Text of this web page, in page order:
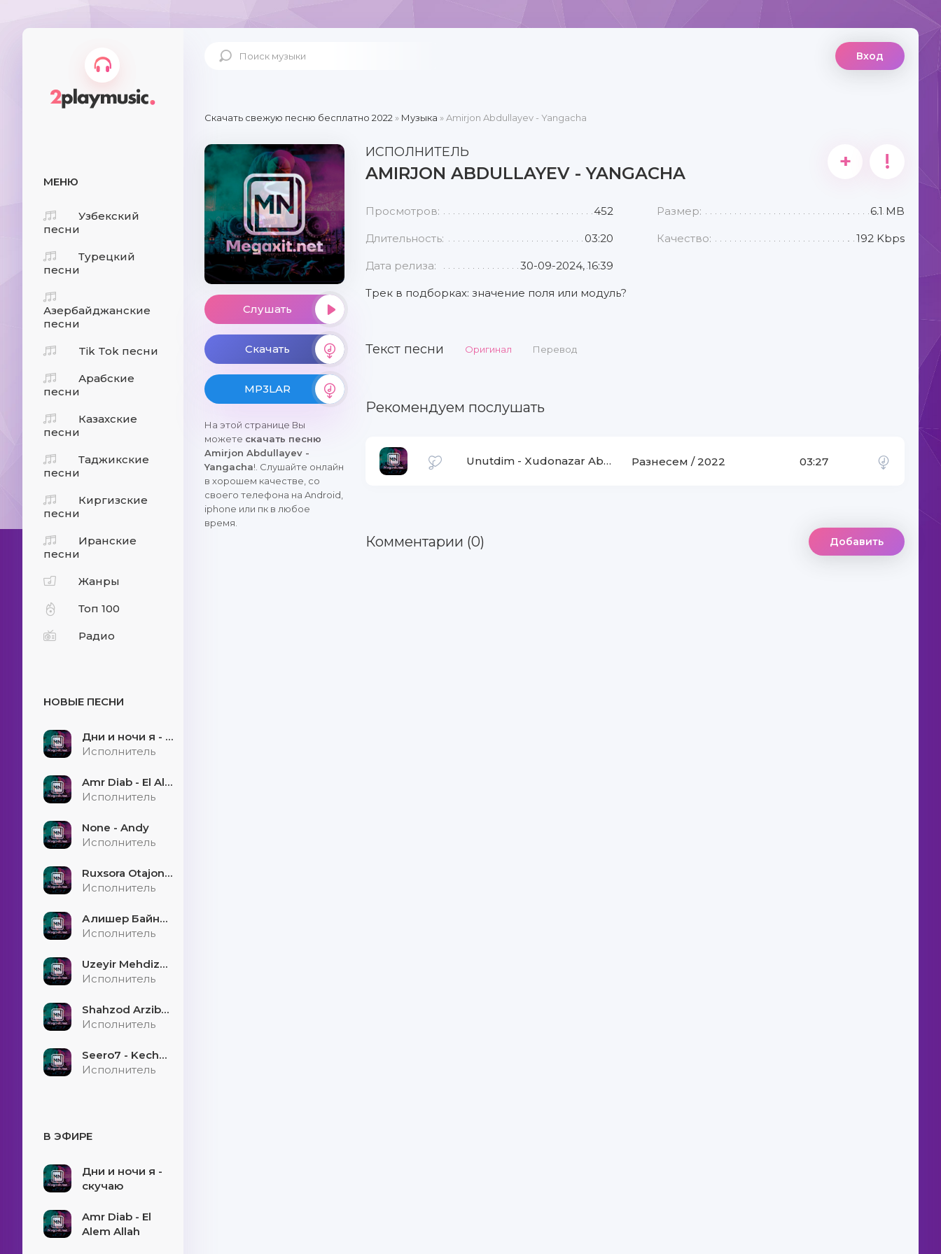
МЕНЮ
Узбекский
песни
Турецкий
песни
Азербайджанские
песни
Tik Tok песни
Арабские
песни
Казахские
песни
Таджикские
песни
Киргизские
песни
Иранские
песни
Жанры
Топ 100
Радио
НОВЫЕ ПЕСНИ
Дни и ночи я - скучаю
Исполнитель
Amr Diab - El Alem Allah
Исполнитель
None - Andy
Исполнитель
Ruxsora Otajonova & Bahrom Davr - Sevgimiz soxtamidi
Исполнитель
Алишер Байниязов - Қарауыллап
Исполнитель
Uzeyir Mehdizade - Hekaye
Исполнитель
Shahzod Arzibayev - Egilmasin yigitni boshi
Исполнитель
Seero7 - Kecholmadim
Исполнитель
В ЭФИРЕ
Дни и ночи я -
скучаю
Amr Diab - El
Alem Allah
Вход
Скачать свежую песню бесплатно 2022 » Музыка » Amirjon Abdullayev - Yangacha
Слушать
Скачать
MP3LAR
На этой странице Вы
можете скачать песню
Amirjon Abdullayev -
Yangacha!. Слушайте онлайн
в хорошем качестве, со
своего телефона на Android,
iphone или пк в любое
время.
ИСПОЛНИТЕЛЬ
AMIRJON ABDULLAYEV - YANGACHA + !
Просмотров: 452 Размер: 6.1 MB
Длительность: 03:20 Качество: 192 Kbps
Дата релиза: 30-09-2024, 16:39
Трек в подборках: значение поля или модуль?
Текст песни Оригинал Перевод
Рекомендуем послушать
Unutdim - Xudonazar Abdullayev Разнесем / 2022 03:27
Комментарии (0) Добавить